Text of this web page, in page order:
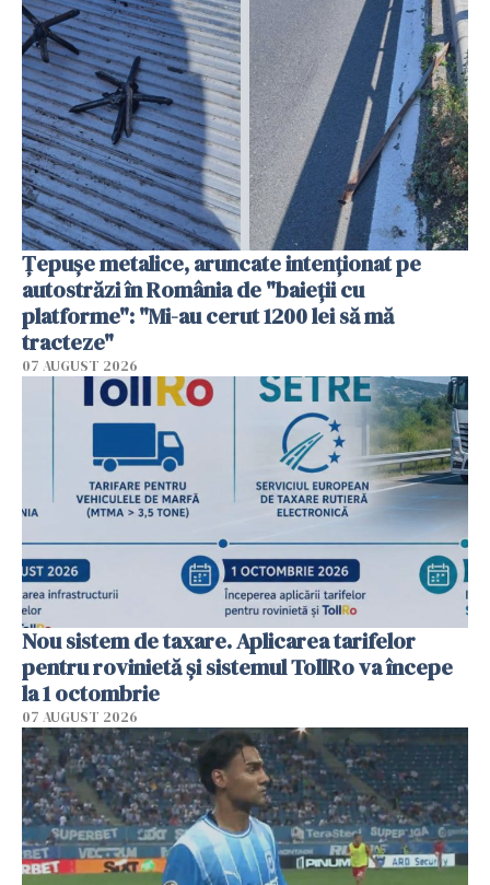
Țepușe metalice, aruncate intenționat pe
autostrăzi în România de "baieții cu
platforme": "Mi-au cerut 1200 lei să mă
tracteze"
07 AUGUST 2026
Nou sistem de taxare. Aplicarea tarifelor
pentru rovinietă şi sistemul TollRo va începe
la 1 octombrie
07 AUGUST 2026